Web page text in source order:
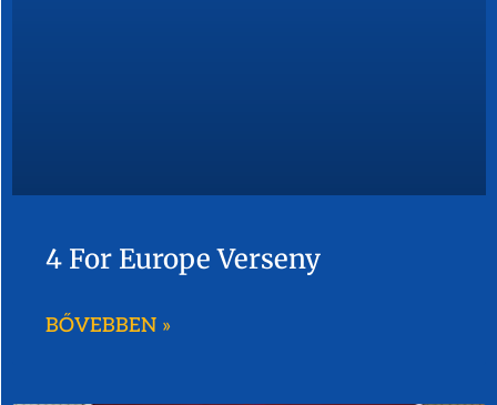
4 For Europe Verseny
BŐVEBBEN »